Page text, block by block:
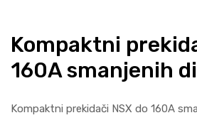
Kompaktni
160A smanjenih
Kompaktni prekidači NSX do 160A